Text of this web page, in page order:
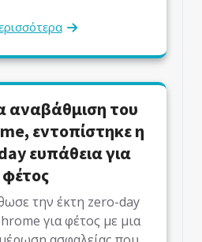
αναβάθμιση του
εντοπίστηκε η
ευπάθεια για
φέτος
την έκτη zero-day
για φέτος με μια